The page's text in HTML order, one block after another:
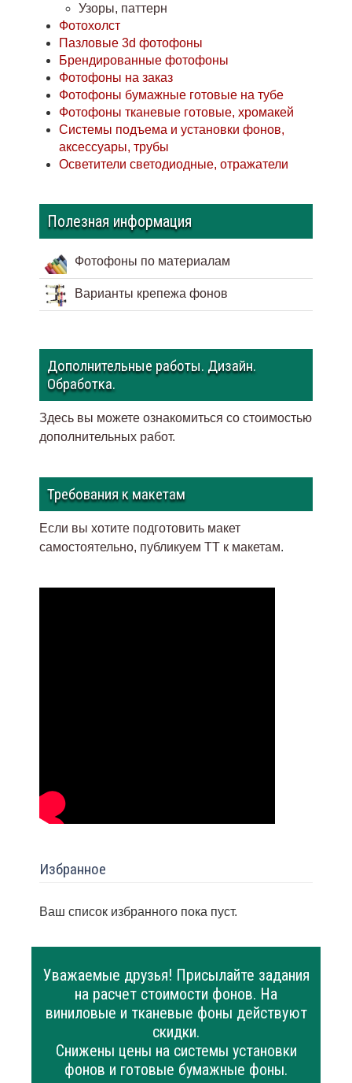
Узоры, паттерн
Фотохолст
Пазловые 3d фотофоны
Брендированные фотофоны
Фотофоны на заказ
Фотофоны бумажные готовые на тубе
Фотофоны тканевые готовые, хромакей
Системы подъема и установки фонов,
аксессуары, трубы
Осветители светодиодные, отражатели
Полезная информация
Фотофоны по материалам
Варианты крепежа фонов
Дополнительные работы. Дизайн.
Обработка.
Здесь вы можете ознакомиться со стоимостью
дополнительных работ.
Требования к макетам
Если вы хотите подготовить макет
самостоятельно, публикуем ТТ к макетам.
Избранное
Ваш список избранного пока пуст.
Уважаемые друзья! Присылайте задания
на расчет стоимости фонов. На
виниловые и тканевые фоны действуют
скидки.
Снижены цены на системы установки
фонов и готовые бумажные фоны.